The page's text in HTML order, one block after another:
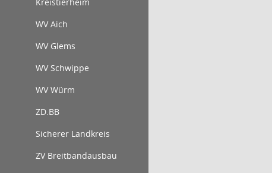
WV Aich
WV Glems
WV Schwippe
WV Würm
ZD.BB
Sicherer Landkreis
ZV Breitbandausbau